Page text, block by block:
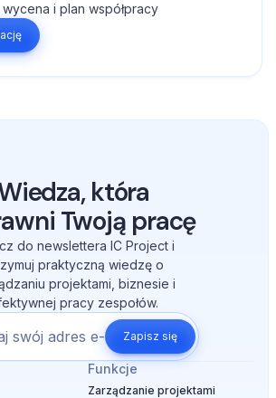
i plan współpracy
która
Twoją pracę
do newslettera IC Project i
praktyczną wiedzę o
projektami, biznesie i
pracy zespołów.
Zapisz się
Funkcje
Zarządzanie projektami